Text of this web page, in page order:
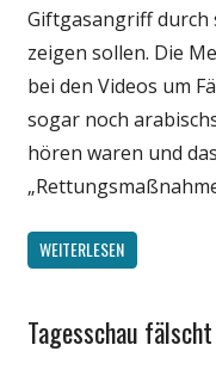
Giftgasangriff durch
zeigen sollen. Die
bei den Videos um
sogar noch
hören waren und
WEITERLESEN
Gesellschaft
Tagesschau